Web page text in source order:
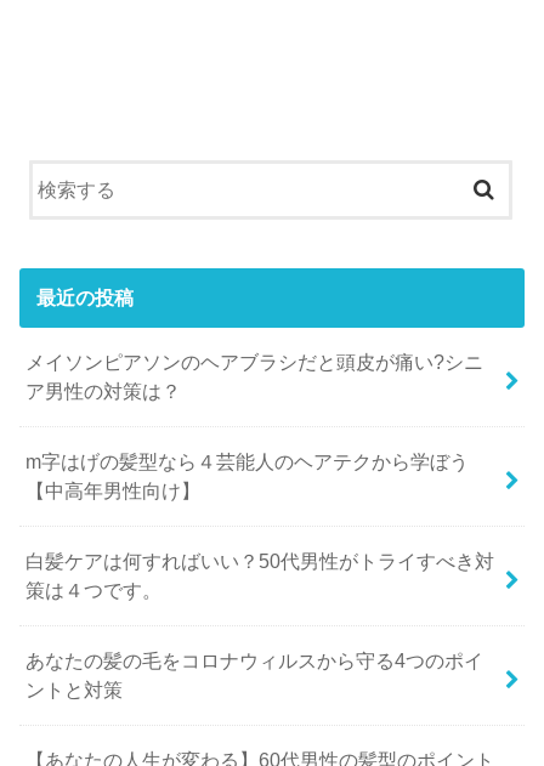
最近の投稿
メイソンピアソンのヘアブラシだと頭皮が痛い?シニ
ア男性の対策は？
m字はげの髪型なら４芸能人のヘアテクから学ぼう
【中高年男性向け】
白髪ケアは何すればいい？50代男性がトライすべき対
策は４つです。
あなたの髪の毛をコロナウィルスから守る4つのポイ
ントと対策
【あなたの人生が変わる】60代男性の髪型のポイント